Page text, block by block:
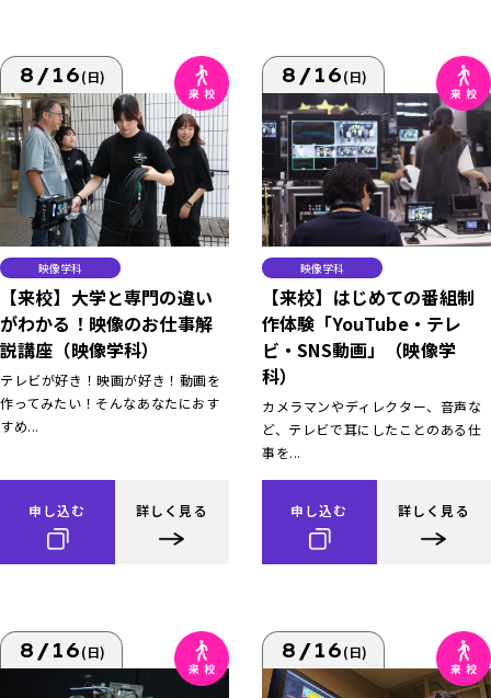
8/16(日)
映像学科
【来校】大学と専門の違い
がわかる！映像のお仕事解
説講座（映像学科）
テレビが好き！映画が好き！動画を
作ってみたい！そんなあなたにおす
すめ...
申し込む 詳しく見る
8/16(日)
映像学科
【来校】はじめての番組制
作体験「YouTube・テレ
ビ・SNS動画」（映像学
科）
カメラマンやディレクター、音声な
ど、テレビで耳にしたことのある仕
事を...
申し込む 詳しく見る
8/16(日) 8/16(日)